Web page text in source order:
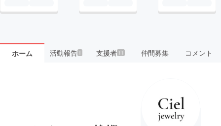
ホーム 活動報告1 支援者 11 仲間募集 コメント